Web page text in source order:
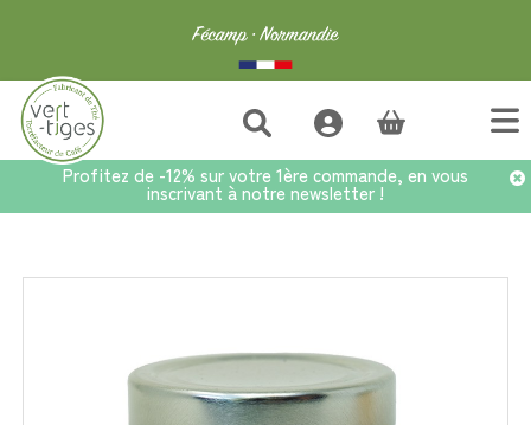
Profitez de -12% sur votre 1ère commande, en vous
inscrivant à notre newsletter !
Chocolats ARACAO > Crema Caramel Beurre Salé